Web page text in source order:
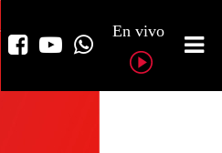
En vivo